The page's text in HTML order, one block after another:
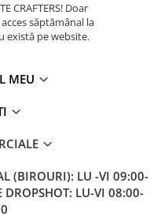
CRAFTERS! Doar
săptămânal la
există pe website.
MEU
(BIROURI): LU -VI 09:00-
DROPSHOT: LU-VI 08:00-